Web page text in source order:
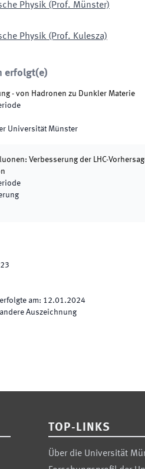
Physik (Prof. Münster)
Physik (Prof. Kulesza)
erfolgt(e)
- von Hadronen zu Dunkler Materie
Universität Münster
Verbesserung der LHC-
am: 12.01.2024
Auszeichnung
TOP-LINKS
Über die Universität